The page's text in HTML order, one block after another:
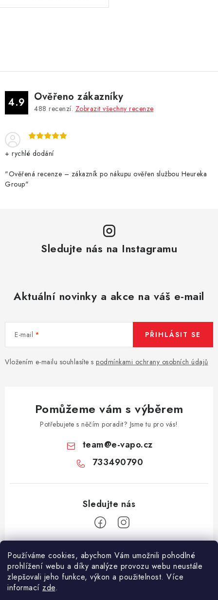
Používáme cookies, abychom Vám umožnili pohodlné
prohlížení webu a díky analýze provozu webu neustále
zlepšovali jeho funkce, výkon a použitelnost. Více
informací zde.
á
d
a
c
p
r
k
y
4.9 Ověřeno zákazníky
488 recenzí. Zobrazit všechny recenze
+ rychlé dodání
"Ověřená recenze – zákazník po nákupu ověřen službou Heureka
Group"
Sledujte nás na Instagramu
Aktuální novinky a akce na váš e-mail
E-mail
Vložením e-mailu souhlasíte s podmínkami ochrany osobních údajů
PŘIHLÁSIT SE
Pomůžeme vám s výběrem
Potřebujete s něčím poradit? Jsme tu pro vás!
team@e-vapo.cz
733490790
Z
Facebook